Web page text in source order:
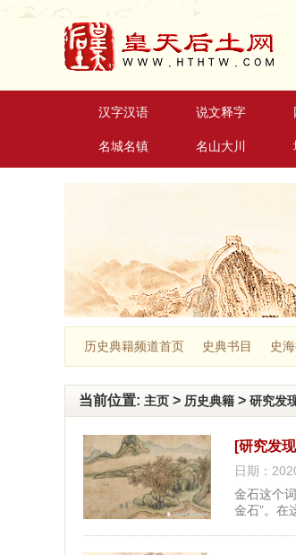
汉字汉语 说文释字
名城名镇 名山大川
历史典籍频道首页 史典书目 史
当前位置: 主页 > 历史典籍 > 研究发
[研究发
日期：
金石这个
金石”。在